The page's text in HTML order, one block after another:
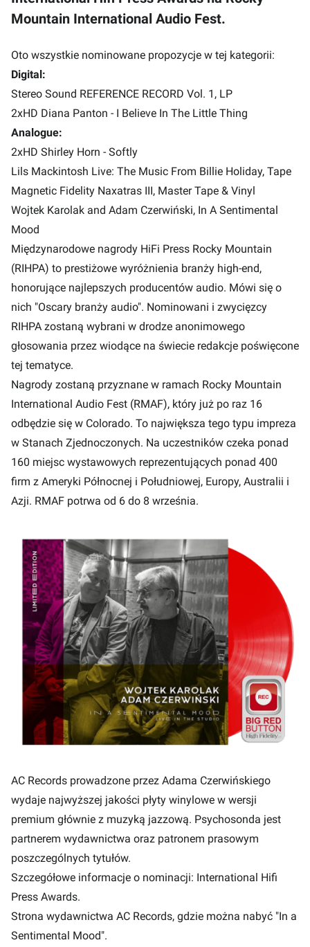
Mountain International Audio Fest.
Oto wszystkie nominowane propozycje w tej kategorii:
Digital:
Stereo Sound REFERENCE RECORD Vol. 1, LP
2xHD Diana Panton - I Believe In The Little Thing
Analogue:
2xHD Shirley Horn - Softly
Lils Mackintosh Live: The Music From Billie Holiday, Tape
Magnetic Fidelity Naxatras III, Master Tape & Vinyl
Wojtek Karolak and Adam Czerwiński, In A Sentimental
Mood
Międzynarodowe nagrody HiFi Press Rocky Mountain
(RIHPA) to prestiżowe wyróżnienia branży high-end,
honorujące najlepszych producentów audio. Mówi się o
nich "Oscary branży audio". Nominowani i zwycięzcy
RIHPA zostaną wybrani w drodze anonimowego
głosowania przez wiodące na świecie redakcje poświęcone
tej tematyce.
Nagrody zostaną przyznane w ramach Rocky Mountain
International Audio Fest (RMAF), który już po raz 16
odbędzie się w Colorado. To największa tego typu impreza
w Stanach Zjednoczonych. Na uczestników czeka ponad
160 miejsc wystawowych reprezentujących ponad 400
firm z Ameryki Północnej i Południowej, Europy, Australii i
Azji. RMAF potrwa od 6 do 8 września.
AC Records prowadzone przez Adama Czerwińskiego
wydaje najwyższej jakości płyty winylowe w wersji
premium głównie z muzyką jazzową. Psychosonda jest
partnerem wydawnictwa oraz patronem prasowym
poszczególnych tytułów.
Szczegółowe informacje o nominacji: International Hifi
Press Awards.
Strona wydawnictwa AC Records, gdzie można nabyć "In a
Sentimental Mood".